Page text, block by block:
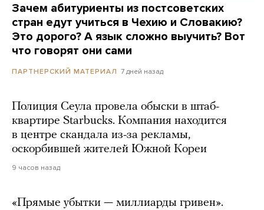
Зачем абитуриенты из постсоветских
стран едут учиться в Чехию и Словакию?
Это дорого? А язык сложно выучить? Вот
что говорят они сами
ПАРТНЕРСКИЙ МАТЕРИАЛ 7 дней назад
Полиция Сеула провела обыски в штаб-
квартире Starbucks. Компания находится
в центре скандала из-за рекламы,
оскорбившей жителей Южной Кореи
9 часов назад
«Прямые убытки — миллиарды гривен».